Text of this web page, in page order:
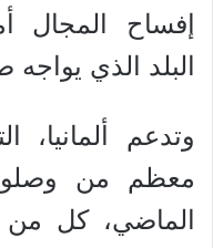
إفساح المجال
البلد الذي
وتدعم
معظم من وصلوا
الماضي، كل من